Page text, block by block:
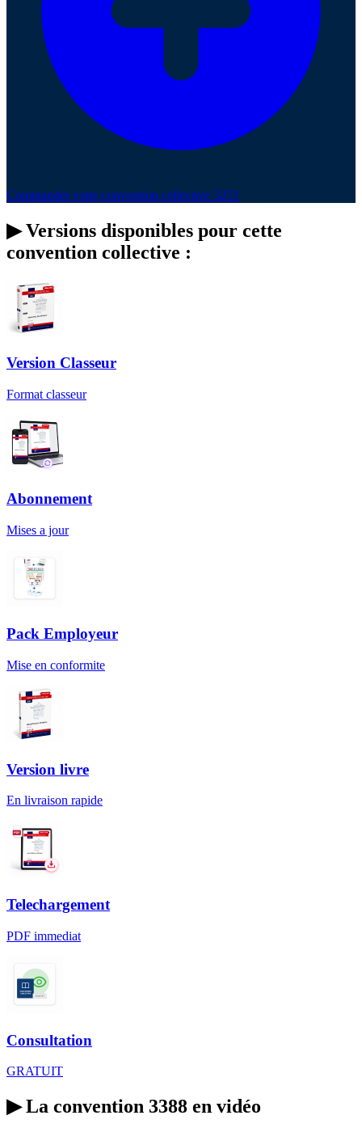
Commander votre convention collective 3251
▶Versions disponibles pour cette
convention collective :
Version Classeur
Format classeur
Abonnement
Mises a jour
Pack Employeur
Mise en conformite
Version livre
En livraison rapide
Telechargement
PDF immediat
Consultation
GRATUIT
▶La convention 3388 en vidéo